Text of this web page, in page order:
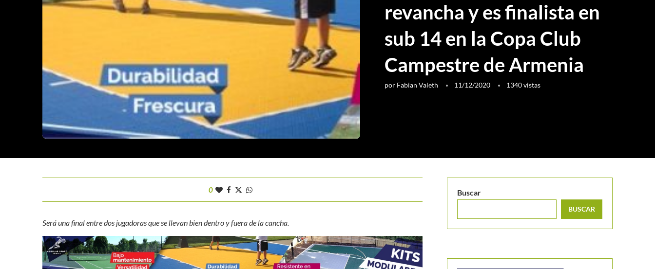
revancha y es finalista en
sub 14 en la Copa Club
Campestre de Armenia
por Fabian Valeth 11/12/2020 1340vistas
0
Será una final entre dos jugadoras que se llevan bien dentro y fuera de la cancha.
Buscar
BUSCAR